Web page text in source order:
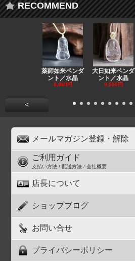
RECOMMEND
薬師如来ペンダ
ント／水晶
8,860円
大日如来ペンダ
ント／水晶
9,550円
<
メールマガジン登録・解除
ご利用ガイド
支払い方法 / 配送方法 / 会社概要
店長について
ショップブログ
お問い合せ
プライバシーポリシー